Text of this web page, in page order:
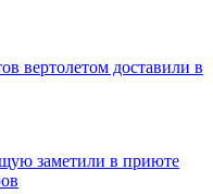
вертолетом доставили в
заметили в приюте